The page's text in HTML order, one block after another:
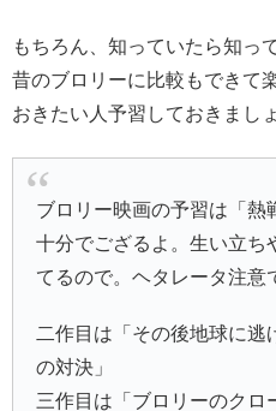
もちろん、知っていたら知っ
昔のブロリーに比較もできて
おきたい人予習しておきまし
ブロリー映画の予習は「熱
十分でござるよ。生い立ち
てるので。ヘタレータ注意
二作目は「その後地球に逃
の対決」
三作目は「ブロリーのクロ